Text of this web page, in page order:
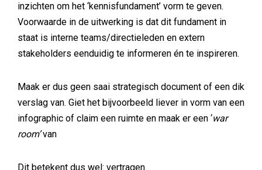
inzichten om het ‘kennisfundament’ vorm te geven.
Voorwaarde in de uitwerking is dat dit fundament in
staat is interne teams/directieleden en extern
stakeholders eenduidig te informeren én te inspireren.
Maak er dus geen saai strategisch document of een dik
verslag van. Giet het bijvoorbeeld liever in vorm van een
infographic of claim een ruimte en maak er een ‘war
room’van
Dit betekent dus wel: vertragen.